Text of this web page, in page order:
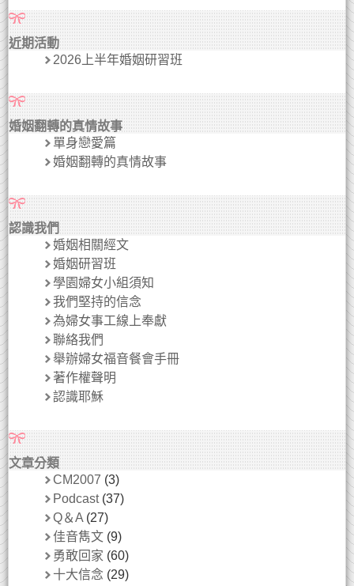
近期活動
2026上半年婚姻研習班
婚姻翻轉的真情故事
單身戀愛篇
婚姻翻轉的真情故事
認識我們
婚姻相關經文
婚姻研習班
學園婦女小組須知
我們堅持的信念
為婦女事工線上奉獻
聯絡我們
舉辦婦女福音餐會手冊
著作權聲明
認識耶穌
文章分類
CM2007 (3)
Podcast(37)
Q＆A (27)
佳音雋文 (9)
勇敢回家 (60)
十大信念 (29)